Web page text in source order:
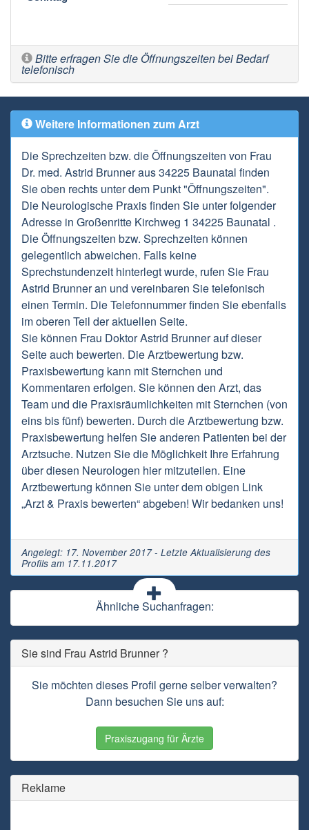
Bitte erfragen Sie die Öffnungszeiten bei Bedarf
telefonisch
Weitere Informationen zum Arzt
Die Sprechzeiten bzw. die Öffnungszeiten von Frau
Dr. med. Astrid Brunner aus 34225 Baunatal finden
Sie oben rechts unter dem Punkt "Öffnungszeiten".
Die Neurologische Praxis finden Sie unter folgender
Adresse in Großenritte Kirchweg 1 34225 Baunatal .
Die Öffnungszeiten bzw. Sprechzeiten können
gelegentlich abweichen. Falls keine
Sprechstundenzeit hinterlegt wurde, rufen Sie Frau
Astrid Brunner an und vereinbaren Sie telefonisch
einen Termin. Die Telefonnummer finden Sie ebenfalls
im oberen Teil der aktuellen Seite.
Sie können Frau Doktor Astrid Brunner auf dieser
Seite auch bewerten. Die Arztbewertung bzw.
Praxisbewertung kann mit Sternchen und
Kommentaren erfolgen. Sie können den Arzt, das
Team und die Praxisräumlichkeiten mit Sternchen (von
eins bis fünf) bewerten. Durch die Arztbewertung bzw.
Praxisbewertung helfen Sie anderen Patienten bei der
Arztsuche. Nutzen Sie die Möglichkeit Ihre Erfahrung
über diesen Neurologen hier mitzuteilen. Eine
Arztbewertung können Sie unter dem obigen Link
„Arzt & Praxis bewerten“ abgeben! Wir bedanken uns!
Angelegt: 17. November 2017 - Letzte Aktualisierung des
Profils am 17.11.2017
Ähnliche Suchanfragen:
Sie sind Frau Astrid Brunner ?
Sie möchten dieses Profil gerne selber verwalten?
Dann besuchen Sie uns auf:
Praxiszugang für Ärzte
Reklame